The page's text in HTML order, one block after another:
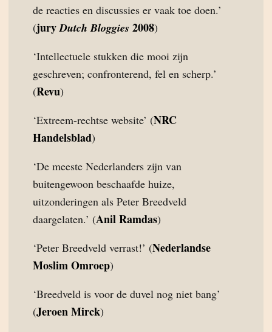
de reacties en discussies er vaak toe doen.’
(juryDutch Bloggies 2008)
‘Intellectuele stukken die mooi zijn
geschreven; confronterend, fel en scherp.’
(Revu)
‘Extreem-rechtse website’ (NRC
Handelsblad)
‘De meeste Nederlanders zijn van
buitengewoon beschaafde huize,
uitzonderingen als Peter Breedveld
daargelaten.’ (Anil Ramdas)
‘Peter Breedveld verrast!’ (Nederlandse
Moslim Omroep)
‘Breedveld is voor de duvel nog niet bang’
(Jeroen Mirck)